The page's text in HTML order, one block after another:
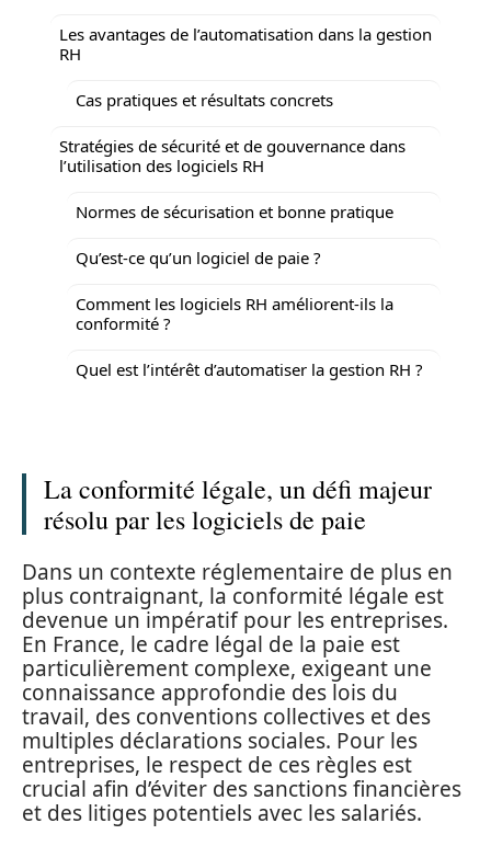
Les avantages de l’automatisation dans la gestion
RH
Cas pratiques et résultats concrets
Stratégies de sécurité et de gouvernance dans
l’utilisation des logiciels RH
Normes de sécurisation et bonne pratique
Qu’est-ce qu’un logiciel de paie ?
Comment les logiciels RH améliorent-ils la
conformité ?
Quel est l’intérêt d’automatiser la gestion RH ?
La conformité légale, un défi majeur
résolu par les logiciels de paie
Dans un contexte réglementaire de plus en
plus contraignant, la conformité légale est
devenue un impératif pour les entreprises.
En France, le cadre légal de la paie est
particulièrement complexe, exigeant une
connaissance approfondie des lois du
travail, des conventions collectives et des
multiples déclarations sociales. Pour les
entreprises, le respect de ces règles est
crucial afin d’éviter des sanctions financières
et des litiges potentiels avec les salariés.